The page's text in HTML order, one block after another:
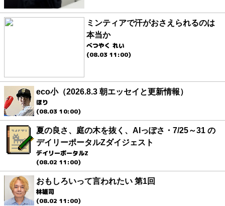
ミンティアで汗がおさえられるのは
本当か
べつやく れい
(08.03 11:00)
eco小（2026.8.3 朝エッセイと更新情報）
ほり
(08.03 10:00)
夏の良さ、庭の木を抜く、AIっぽさ・7/25～31 の
デイリーポータルZダイジェスト
デイリーポータルZ
(08.02 11:00)
おもしろいって言われたい 第1回
林雄司
(08.02 11:00)